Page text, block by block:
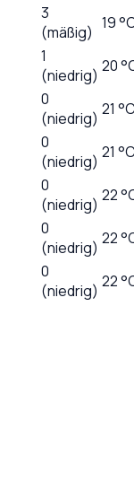
3
(mäßig) 19
1
(niedrig) 20
0
(niedrig) 21
0
(niedrig) 21
0
(niedrig) 22
0
(niedrig) 22
0
(niedrig) 22